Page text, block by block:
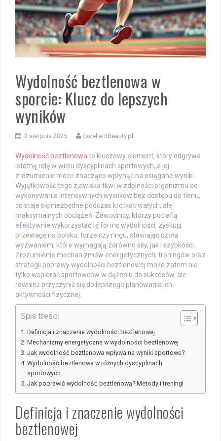
Wydolność beztlenowa w
sporcie: Klucz do lepszych
wyników
2 sierpnia 2025 ExcellentBeauty.pl
Wydolność beztlenowato kluczowy element, który odgrywa
istotną rolę w wielu dyscyplinach sportowych, a jej
zrozumienie może znacząco wpłynąć na osiągane wyniki.
Wyjątkowość tego zjawiska tkwi w zdolności organizmu do
wykonywania intensywnych wysiłków bez dostępu do tlenu,
co staje się niezbędne podczas krótkotrwałych, ale
maksymalnych obciążeń. Zawodnicy, którzy potrafią
efektywnie wykorzystać tę formę wydolności, zyskują
przewagę na boisku, torze czy ringu, stawiając czoła
wyzwaniom, które wymagają zarówno siły, jak i szybkości.
Zrozumienie mechanizmów energetycznych, treningów oraz
strategii poprawy wydolności beztlenowej może zatem nie
tylko wspierać sportowców w dążeniu do sukcesów, ale
również przyczynić się do lepszego planowania ich
aktywności fizycznej.
Spis treści
Definicja i znaczenie wydolności beztlenowej
Mechanizmy energetyczne w wydolności beztlenowej
Jak wydolność beztlenowa wpływa na wyniki sportowe?
Wydolność beztlenowa w różnych dyscyplinach
sportowych
Jak poprawić wydolność beztlenową? Metody i treningi
Definicja i znaczenie wydolności
beztlenowej